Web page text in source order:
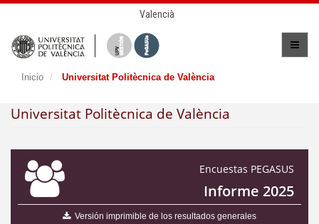
Valencià
Inicio Universitat Politècnica de València
Universitat Politècnica de València
Encuestas PEGASUS
Informe 2025
Versión imprimible de los resultados generales